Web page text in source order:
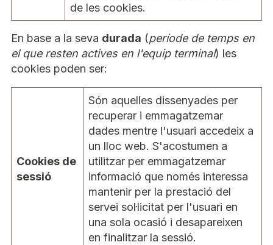
de les cookies.
En base a la seva durada (període de temps en
el que resten actives en l'equip terminal) les
cookies poden ser:
Cookies de
sessió
Són aquelles dissenyades per
recuperar i emmagatzemar
dades mentre l'usuari accedeix a
un lloc web. S'acostumen a
utilitzar per emmagatzemar
informació que només interessa
mantenir per la prestació del
servei sol·licitat per l'usuari en
una sola ocasió i desapareixen
en finalitzar la sessió.